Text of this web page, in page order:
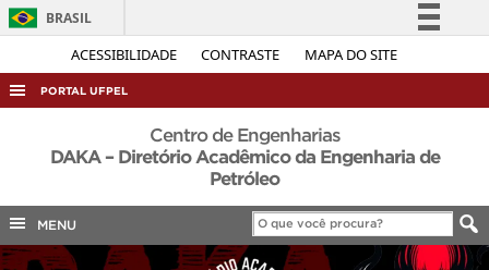
ACESSIBILIDADE CONTRASTE MAPA DO SITE
BRASIL
Simplifique!
Acesso à informação
Canais
PORTAL UFPEL
ACESSO À INFORMAÇÃO
AUDITORIA
Centro de Engenharias
DAKA – Diretório Acadêmico da Engenharia de
Petróleo
MENU